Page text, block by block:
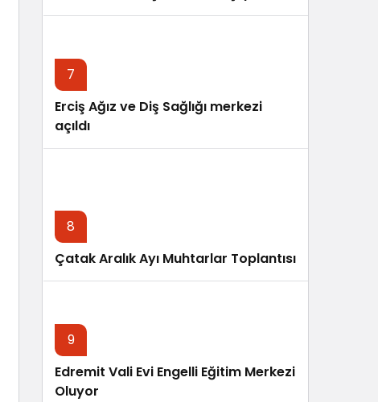
7
Erciş Ağız ve Diş Sağlığı merkezi
açıldı
8
Çatak Aralık Ayı Muhtarlar Toplantısı
9
Edremit Vali Evi Engelli Eğitim Merkezi
Oluyor